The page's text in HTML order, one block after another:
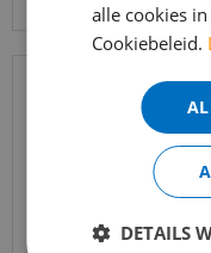
Bestelling
echter iets
gewend
Voor
alle cookies
Cookiebeleid.
DETAILS